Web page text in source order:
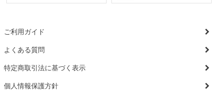
ご利用ガイド
よくある質問
特定商取引法に基づく表示
個人情報保護方針